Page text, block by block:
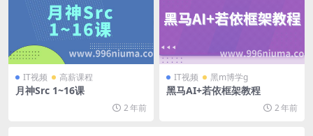
IT视频 高薪课程
月神Src 1~16课
2 年前
IT视频 黑m博学g
黑马AI+若依框架教程
2 年前